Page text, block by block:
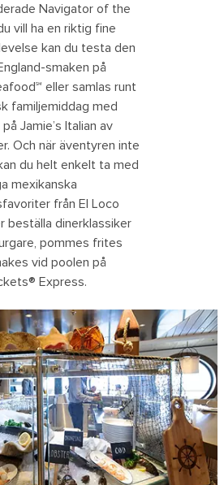
Navigator of the
vill ha en riktig fine
kan du testa den
smaken på
eller samlas runt
familjemiddag med
Jamie’s Italian av
Och när äventyren inte
du helt enkelt ta med
mexikanska
från El Loco
beställa dinerklassiker
pommes frites
vid poolen på
Express.